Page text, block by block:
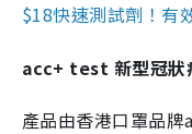
$18快速測試劑！有
acc+ test 新型冠狀
產品由香港口罩品